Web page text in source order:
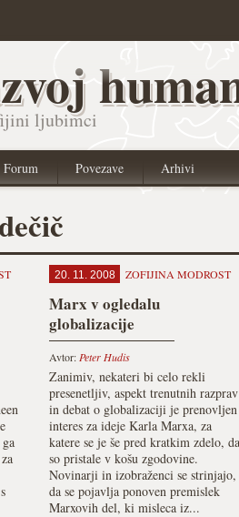
ljubimci
Forum Povezave Arhivi
20. 11. 2008 ZOFIJINA MODROST
Marx v ogledalu
globalizacije
Avtor: Peter Hudis
Zanimiv, nekateri bi celo rekli
presenetljiv, aspekt trenutnih razprav
in debat o globalizaciji je prenovljen
interes za ideje Karla Marxa, za
katere se je še pred kratkim zdelo, da
so pristale v košu zgodovine.
Novinarji in izobraženci se strinjajo,
da se pojavlja ponoven premislek
Marxovih del, ki misleca iz...